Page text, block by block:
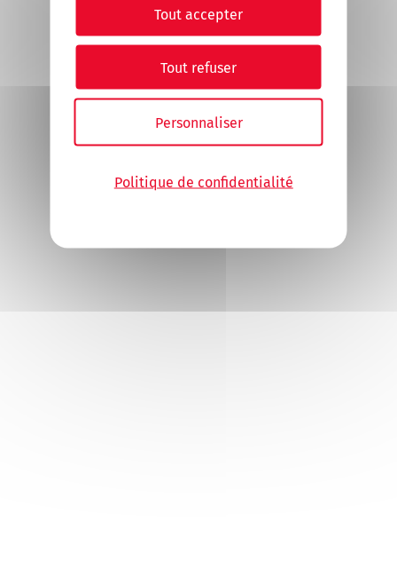
Tout accepter
Tout refuser
Personnaliser
Politique de confidentialité